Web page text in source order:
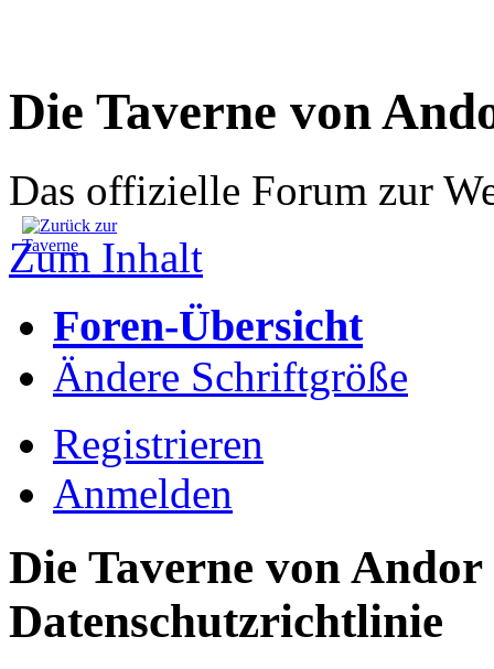
Die Taverne von
Das offizielle Forum zur
Zum Inhalt
Foren-Übersicht
Ändere Schriftgröße
Registrieren
Anmelden
Die Taverne von Andor
Datenschutzrichtlinie